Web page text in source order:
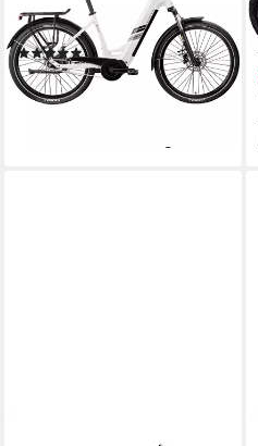
550 Wh
Akkuleistung
Nabenschaltung
Schaltung
(1)
1.549,00 € UVP2.929,00 €
44,97 €mtl. in 48 Raten